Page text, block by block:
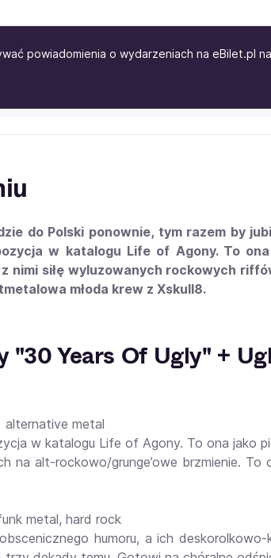
powiadomienia o wydarzeniach na eBilet.pl
do Polski ponownie, tym razem by
w katalogu Life of Agony. To
z nimi siłę wyluzowanych rockowych
młoda krew z Xskull8.
"30 Years Of Ugly" +
alternative metal
w katalogu Life of Agony. To ona jako
na alt-rockowo/grunge’owe brzmienie.
metal, hard rock
humoru, a ich